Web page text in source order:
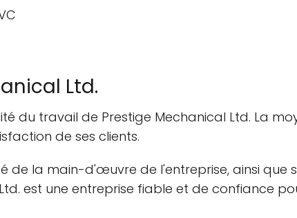
Ltd.
du travail de Prestige Mechanical Ltd. La
de ses clients.
de la main-d'œuvre de l'entreprise, ainsi que
est une entreprise fiable et de confiance